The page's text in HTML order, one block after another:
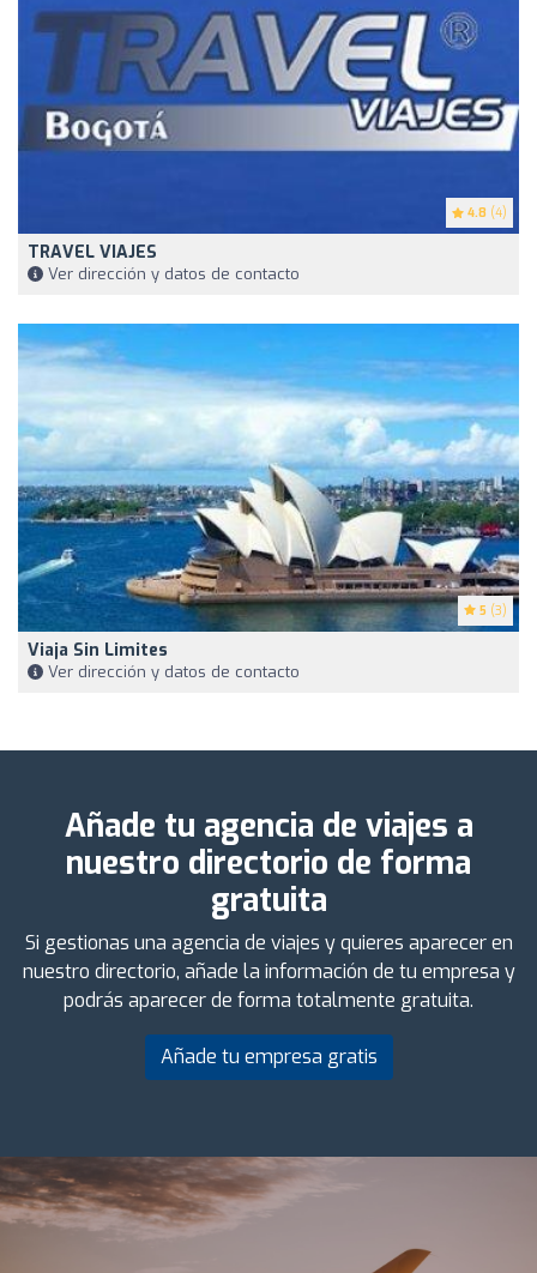
4.8 (4)
TRAVEL VIAJES
Ver dirección y datos de contacto
5 (3)
Viaja Sin Limites
Ver dirección y datos de contacto
Añade tu agencia de viajes a
nuestro directorio de forma
gratuita
Si gestionas una agencia de viajes y quieres aparecer en
nuestro directorio, añade la información de tu empresa y
podrás aparecer de forma totalmente gratuita.
Añade tu empresa gratis